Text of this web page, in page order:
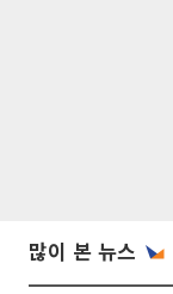
많이 본 뉴스